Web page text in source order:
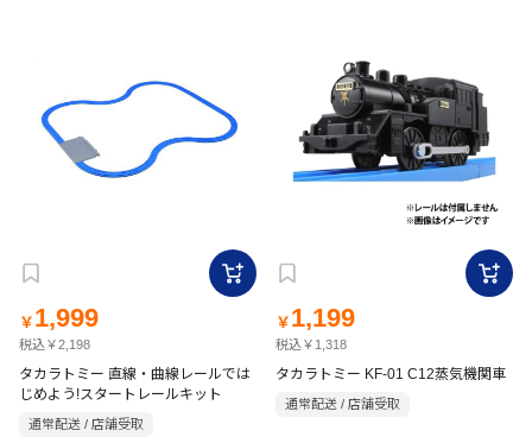
￥ 1,999
税込￥2,198
タカラトミー 直線・曲線レールでは
じめよう!スタートレールキット
通常配送 / 店舗受取
￥ 1,199
税込￥1,318
タカラトミー KF-01 C12蒸気機関車
通常配送 / 店舗受取